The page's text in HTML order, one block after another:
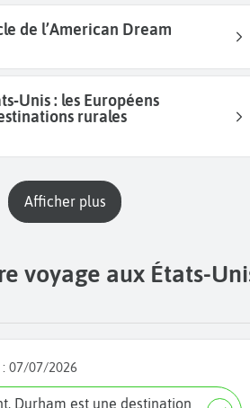
de l’American Dream
: les Européens
rurales
Afficher plus
voyage aux États-
07/07/2026
Durham est une destination